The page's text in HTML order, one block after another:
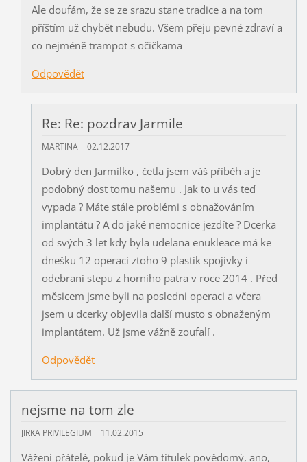
Ale doufám, že se ze srazu stane tradice a na tom
příštím už chybět nebudu. Všem přeju pevné zdraví a
co nejméně trampot s očičkama
Odpovědět
Re: Re: pozdrav Jarmile
MARTINA 02.12.2017
Dobrý den Jarmilko , četla jsem váš příběh a je
podobný dost tomu našemu . Jak to u vás teď
vypada ? Máte stále problémi s obnažováním
implantátu ? A do jaké nemocnice jezdíte ? Dcerka
od svých 3 let kdy byla udelana enukleace má ke
dnešku 12 operací ztoho 9 plastik spojivky i
odebrani stepu z horniho patra v roce 2014 . Před
měsicem jsme byli na posledni operaci a včera
jsem u dcerky objevila další musto s obnaženým
implantátem. Už jsme vážně zoufalí .
Odpovědět
nejsme na tom zle
JIRKA PRIVILEGIUM 11.02.2015
Vážení přátelé, pokud je Vám titulek povědomý, ano,